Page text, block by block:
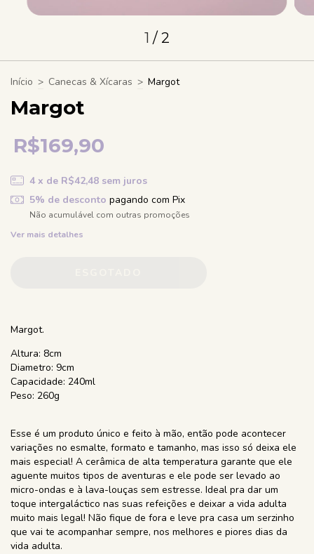
1 / 2
Início > Canecas & Xícaras > Margot
Margot
R$169,90
4 x de R$42,48 sem juros
5% de desconto pagando com Pix
Não acumulável com outras promoções
Ver mais detalhes
Margot.
Altura: 8cm
Diametro: 9cm
Capacidade: 240ml
Peso: 260g
Esse é um produto único e feito à mão, então pode acontecer
variações no esmalte, formato e tamanho, mas isso só deixa ele
mais especial! A cerâmica de alta temperatura garante que ele
aguente muitos tipos de aventuras e ele pode ser levado ao
micro-ondas e à lava-louças sem estresse. Ideal pra dar um
toque intergaláctico nas suas refeições e deixar a vida adulta
muito mais legal! Não fique de fora e leve pra casa um serzinho
que vai te acompanhar sempre, nos melhores e piores dias da
vida adulta.